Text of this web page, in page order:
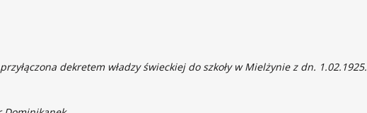
dekretem władzy świeckiej do szkoły w Mielżynie z dn. 1.02.1925.